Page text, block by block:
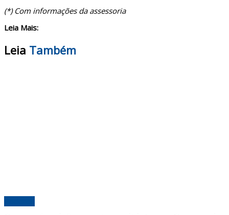
(*) Com informações da assessoria
Leia Mais:
Leia Também